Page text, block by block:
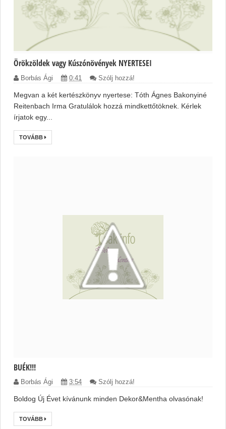
Örökzöldek vagy Kúszónövények NYERTESEI
Borbás Ági 0:41 Szólj hozzá!
Megvan a két kertészkönyv nyertese: Tóth Ágnes Bakonyiné
Reitenbach Irma Gratulálok hozzá mindkettőtöknek. Kérlek
írjatok egy...
TOVÁBB
BUÉK!!!
Borbás Ági 3:54 Szólj hozzá!
Boldog Új Évet kívánunk minden Dekor&Mentha olvasónak!
TOVÁBB